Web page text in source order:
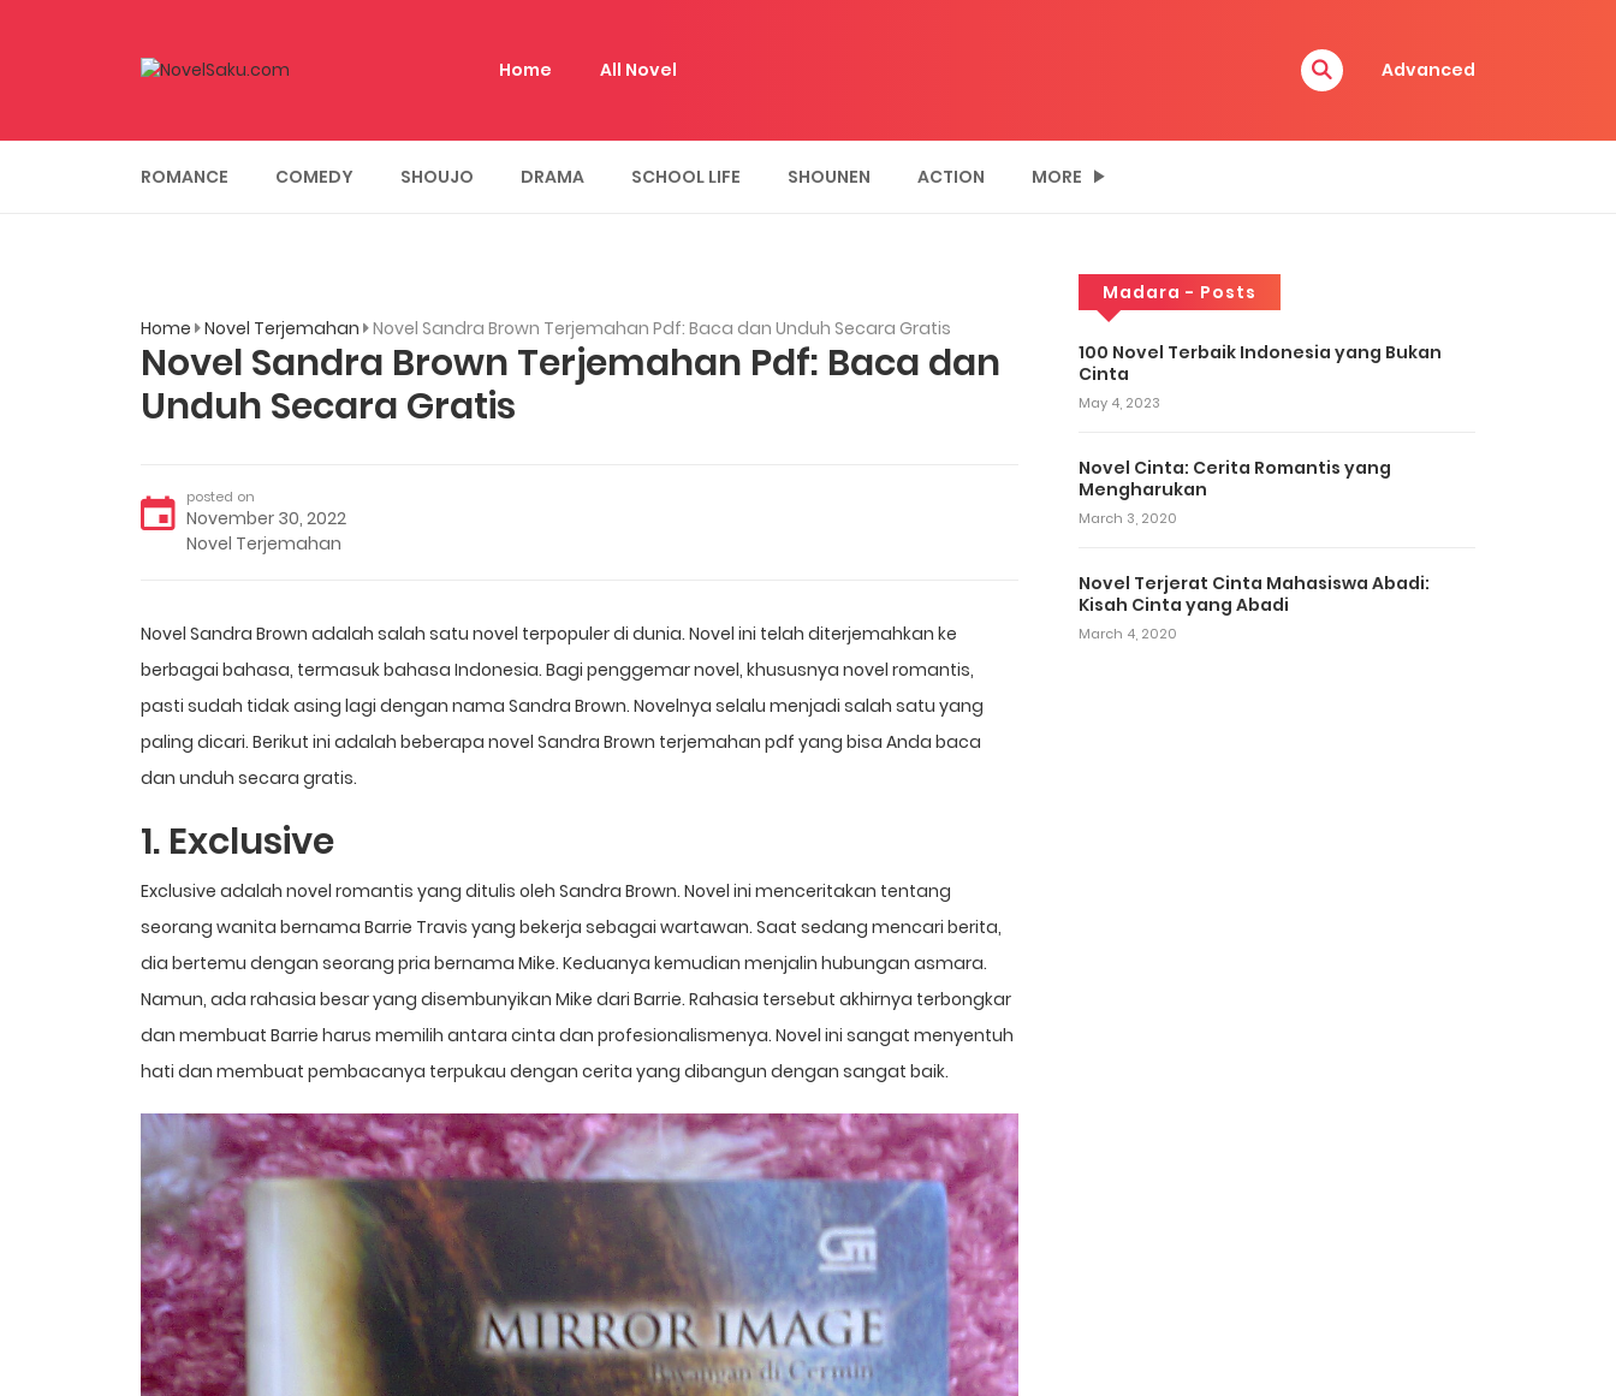
Home All Novel Advanced
ROMANCE COMEDY SHOUJO DRAMA SCHOOL LIFE SHOUNEN ACTION MORE
Home Novel Terjemahan Novel Sandra Brown Terjemahan Pdf: Baca dan Unduh Secara Gratis
Novel Sandra Brown Terjemahan Pdf: Baca dan
Unduh Secara Gratis
posted on
November 30, 2022
Novel Terjemahan
Novel Sandra Brown adalah salah satu novel terpopuler di dunia. Novel ini telah diterjemahkan ke
berbagai bahasa, termasuk bahasa Indonesia. Bagi penggemar novel, khususnya novel romantis,
pasti sudah tidak asing lagi dengan nama Sandra Brown. Novelnya selalu menjadi salah satu yang
paling dicari. Berikut ini adalah beberapa novel Sandra Brown terjemahan pdf yang bisa Anda baca
dan unduh secara gratis.
1. Exclusive
Exclusive adalah novel romantis yang ditulis oleh Sandra Brown. Novel ini menceritakan tentang
seorang wanita bernama Barrie Travis yang bekerja sebagai wartawan. Saat sedang mencari berita,
dia bertemu dengan seorang pria bernama Mike. Keduanya kemudian menjalin hubungan asmara.
Namun, ada rahasia besar yang disembunyikan Mike dari Barrie. Rahasia tersebut akhirnya terbongkar
dan membuat Barrie harus memilih antara cinta dan profesionalismenya. Novel ini sangat menyentuh
hati dan membuat pembacanya terpukau dengan cerita yang dibangun dengan sangat baik.
Madara - Posts
100 Novel Terbaik Indonesia yang Bukan
Cinta
May 4, 2023
Novel Cinta: Cerita Romantis yang
Mengharukan
March 3, 2020
Novel Terjerat Cinta Mahasiswa Abadi:
Kisah Cinta yang Abadi
March 4, 2020